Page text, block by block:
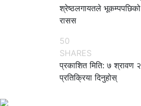
श्रेष्ठलगायतले भूकम्पपछिको
रासस
50
SHARES
प्रकाशित मिति: ७
प्रतिक्रिया दिनुहोस्